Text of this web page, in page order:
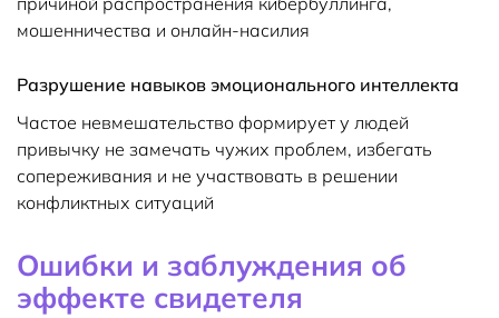
мошенничества и онлайн-насилия
Разрушение навыков эмоционального интеллекта
Частое невмешательство формирует у людей
привычку не замечать чужих проблем, избегать
сопереживания и не участвовать в решении
конфликтных ситуаций
Ошибки и заблуждения об
эффекте свидетеля